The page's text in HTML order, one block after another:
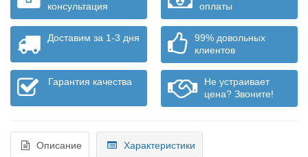
консультация
оплаты
Доставим за 1-3 дня
99% довольных
клиентов
Гарантия качества
Не устраивает
цена? Звоните!
Описание Характеристики